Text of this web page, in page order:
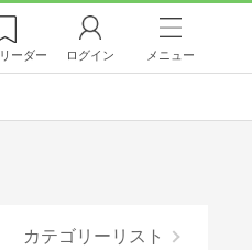
リーダー ログイン メニュー
カテゴリーリスト